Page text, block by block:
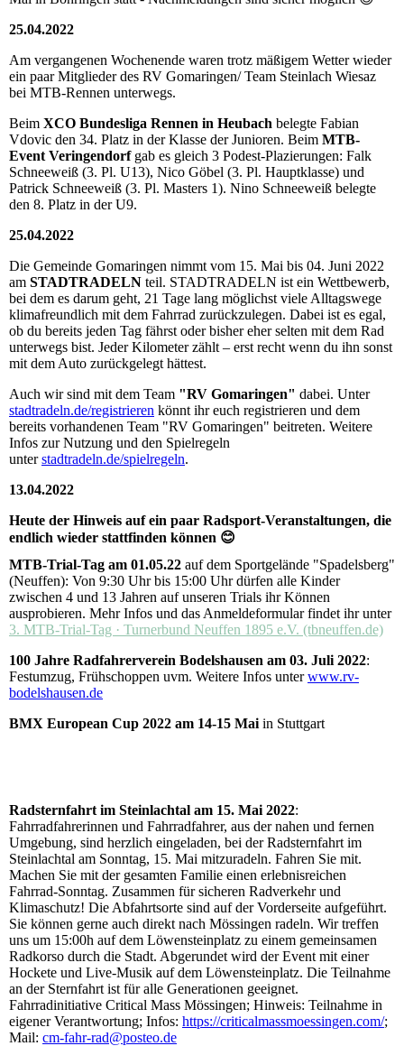
25.04.2022
Am vergangenen Wochenende waren trotz mäßigem Wetter wieder
ein paar Mitglieder des RV Gomaringen/ Team Steinlach Wiesaz
bei MTB-Rennen unterwegs.
Beim XCO Bundesliga Rennen in Heubach belegte Fabian
Vdovic den 34. Platz in der Klasse der Junioren. Beim MTB-
Event Veringendorfgab es gleich 3 Podest-Plazierungen: Falk
Schneeweiß (3. Pl. U13), Nico Göbel (3. Pl. Hauptklasse) und
Patrick Schneeweiß (3. Pl. Masters 1). Nino Schneeweiß belegte
den 8. Platz in der U9.
25.04.2022
Die Gemeinde Gomaringen nimmt vom 15. Mai bis 04. Juni 2022
am STADTRADELN teil. STADTRADELN ist ein Wettbewerb,
bei dem es darum geht, 21 Tage lang möglichst viele Alltagswege
klimafreundlich mit dem Fahrrad zurückzulegen. Dabei ist es egal,
ob du bereits jeden Tag fährst oder bisher eher selten mit dem Rad
unterwegs bist. Jeder Kilometer zählt – erst recht wenn du ihn sonst
mit dem Auto zurückgelegt hättest.
Auch wir sind mit dem Team "RV Gomaringen" dabei. Unter
stadtradeln.de/registrieren könnt ihr euch registrieren und dem
bereits vorhandenen Team "RV Gomaringen" beitreten. Weitere
Infos zur Nutzung und den Spielregeln
unterstadtradeln.de/spielregeln.
13.04.2022
Heute der Hinweis auf ein paar Radsport-Veranstaltungen, die
endlich wieder stattfinden können 😊
MTB-Trial-Tag am 01.05.22 auf dem Sportgelände "Spadelsberg"
(Neuffen): Von 9:30 Uhr bis 15:00 Uhr dürfen alle Kinder
zwischen 4 und 13 Jahren auf unseren Trials ihr Können
ausprobieren. Mehr Infos und das Anmeldeformular findet ihr unter
3. MTB-Trial-Tag · Turnerbund Neuffen 1895 e.V. (tbneuffen.de)
100 Jahre Radfahrerverein Bodelshausen am 03. Juli 2022:
Festumzug, Frühschoppen uvm. Weitere Infos unterwww.rv-
bodelshausen.de
BMX European Cup 2022 am 14-15 Mai in Stuttgart
Radsternfahrt im Steinlachtal am 15. Mai 2022:
Fahrradfahrerinnen und Fahrradfahrer, aus der nahen und fernen
Umgebung, sind herzlich eingeladen, bei der Radsternfahrt im
Steinlachtal am Sonntag, 15. Mai mitzuradeln. Fahren Sie mit.
Machen Sie mit der gesamten Familie einen erlebnisreichen
Fahrrad-Sonntag. Zusammen für sicheren Radverkehr und
Klimaschutz! Die Abfahrtsorte sind auf der Vorderseite aufgeführt.
Sie können gerne auch direkt nach Mössingen radeln. Wir treffen
uns um 15:00h auf dem Löwensteinplatz zu einem gemeinsamen
Radkorso durch die Stadt. Abgerundet wird der Event mit einer
Hockete und Live-Musik auf dem Löwensteinplatz. Die Teilnahme
an der Sternfahrt ist für alle Generationen geeignet.
Fahrradinitiative Critical Mass Mössingen; Hinweis: Teilnahme in
eigener Verantwortung; Infos: https://criticalmassmoessingen.com/;
Mail: cm-fahr-rad@posteo.de